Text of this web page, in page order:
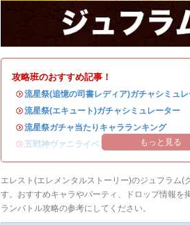
攻略班のおすすめ記事！
・流星祭(追憶の司書レディア)ガチャシミュ
・流星祭(エキュート)ガチャシミュレーター
・流星祭ガチャ当たりキャラランキング
・ 五戦神ヴァニライベントまとめ もっと見る
エレスト(エレメンタルストーリー)のジュフラム(
す。おすすめキャラやパーティ、ドロップ情報を
ランバトル攻略の参考にしてください。